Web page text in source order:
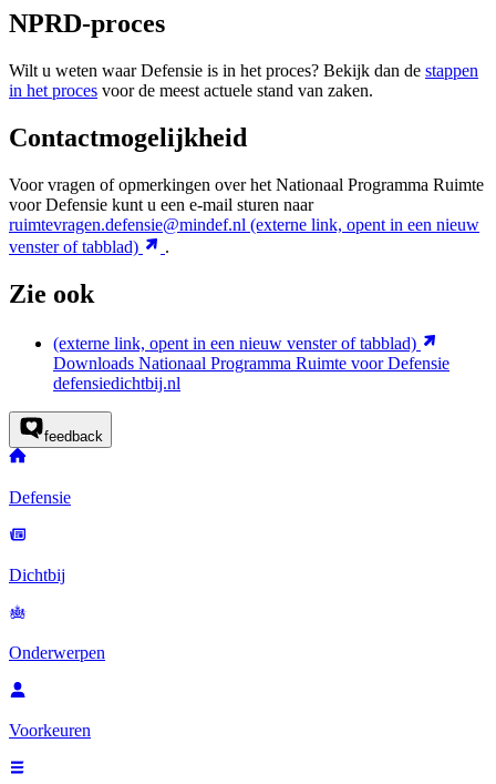
NPRD-proces
Wilt u weten waar Defensie is in het proces? Bekijk dan de stappen
in het proces voor de meest actuele stand van zaken.
Contactmogelijkheid
Voor vragen of opmerkingen over het Nationaal Programma Ruimte
voor Defensie kunt u een e-mail sturen naar
ruimtevragen.defensie@mindef.nl (externe link, opent in een nieuw
venster of tabblad)
.
Zie ook
(externe link, opent in een nieuw venster of tabblad)
Downloads Nationaal Programma Ruimte voor Defensie
defensiedichtbij.nl
feedback
Defensie
Dichtbij
Onderwerpen
Voorkeuren